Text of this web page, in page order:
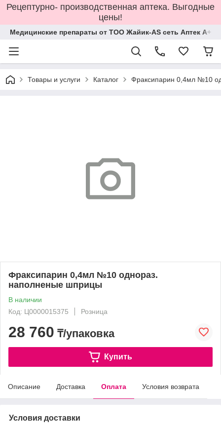
Рецептурно- производственная аптека. Выгодные
цены!
Медицинские препараты от ТОО Жайик-AS сеть Аптек А+
Товары и услуги Каталог Фраксипарин 0,4мл №10
Фраксипарин 0,4мл №10 однораз.
наполненые шприцы
В наличии
Код: Ц0000015375
Розница
28 760 ₸/упаковка
Купить
Описание Доставка Оплата Условия возврата
Условия доставки